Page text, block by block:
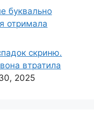
буквально
отримала
скриню.
втратила
2025